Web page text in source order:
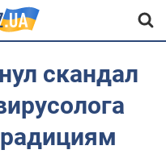
скандал